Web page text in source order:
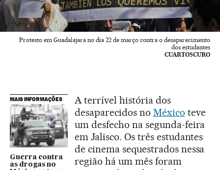
Protesto em Guadalajara no dia 22 de março contra o desaparecimento
dos estudantes
CUARTOSCURO
MAIS INFORMAÇÕES
Guerra contra
as drogas no
A terrível história dos
desaparecidos no México teve
um desfecho na segunda-feira
em Jalisco. Os três estudantes
de cinema sequestrados nessa
região há um mês foram